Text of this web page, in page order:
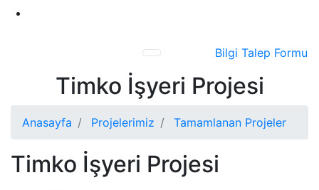
Bilgi Talep Formu
Timko İşyeri Projesi
Anasayfa Projelerimiz Tamamlanan Projeler
Timko İşyeri Projesi